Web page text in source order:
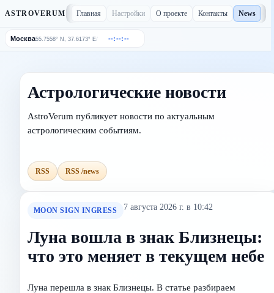
ASTROVERUM Главная Настройки О проекте Контакты News
Москва55.7558° N, 37.6173° E/ --:--:--
Астрологические новости
AstroVerum публикует новости по актуальным
астрологическим событиям.
RSS RSS /news
MOON SIGN INGRESS 7 августа 2026 г. в 10:42
Луна вошла в знак Близнецы:
что это меняет в текущем небе
Луна перешла в знак Близнецы. В статье разбираем